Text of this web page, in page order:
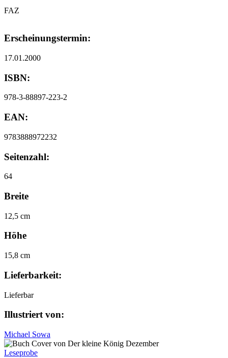
FAZ
Erscheinungstermin:
17.01.2000
ISBN:
978-3-88897-223-2
EAN:
9783888972232
Seitenzahl:
64
Breite
12,5 cm
Höhe
15,8 cm
Lieferbarkeit:
Lieferbar
Illustriert von:
Michael Sowa
Leseprobe